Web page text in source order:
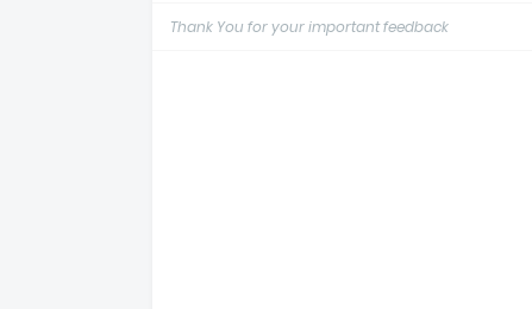
Thank You for your important feedback